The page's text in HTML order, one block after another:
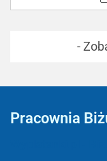
-
Pracownia